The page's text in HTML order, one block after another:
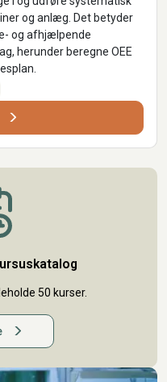
og anlæg. Det betyder
og afhjælpende
herunder beregne OEE
50 kurser.